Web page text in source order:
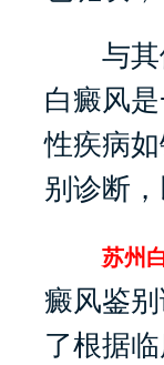
与其他
白癜风
性疾病
别诊断
苏州
癜风鉴
了根据